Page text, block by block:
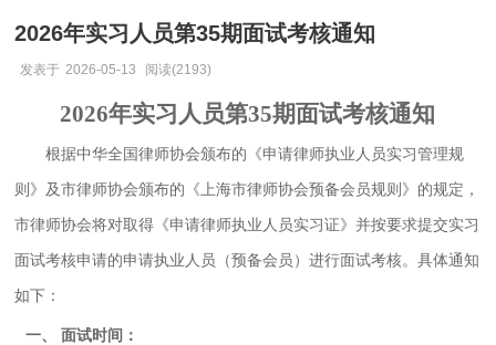
2026年实习人员第35期面试考核通知
发表于 2026-05-13 阅读(2193)
2026年实习人员第35期面试考核通知
根据中华全国律师协会颁布的《申请律师执业人员实习管理规
则》及市律师协会颁布的《上海市律师协会预备会员规则》的规定，
市律师协会将对取得《申请律师执业人员实习证》并按要求提交实习
面试考核申请的申请执业人员（预备会员）进行面试考核。具体通知
如下：
一、 面试时间：